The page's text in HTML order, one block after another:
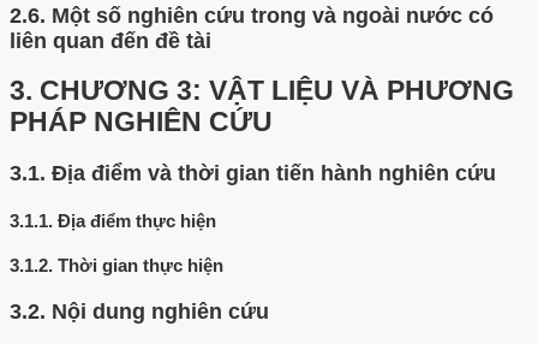
2.6. Một số nghiên cứu trong và ngoài nước có
liên quan đến đề tài
3. CHƯƠNG 3: VẬT LIỆU VÀ PHƯƠNG
PHÁP NGHIÊN CỨU
3.1. Địa điểm và thời gian tiến hành nghiên cứu
3.1.1. Địa điểm thực hiện
3.1.2. Thời gian thực hiện
3.2. Nội dung nghiên cứu